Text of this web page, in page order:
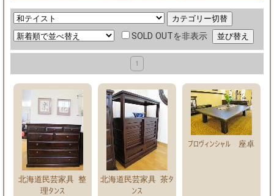
SOLD OUTを非表示
1
北海道民芸家具 整
理タンス
北海道民芸家具 茶タ
ンス
プロヴィンシャル 座卓